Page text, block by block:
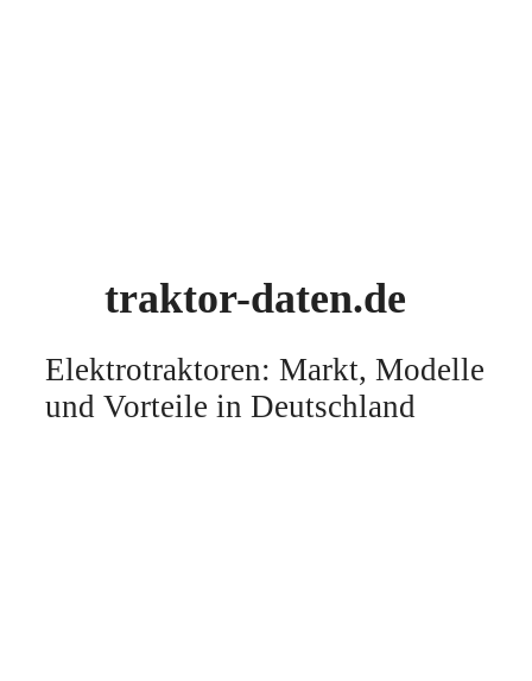
traktor-daten.de
Elektrotraktoren: Markt, Modelle
und Vorteile in Deutschland